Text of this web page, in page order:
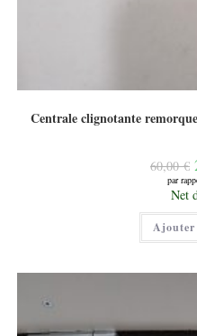
Centrale clignotante
60,00€
par
Le
prix
est :
Net
Ajouter